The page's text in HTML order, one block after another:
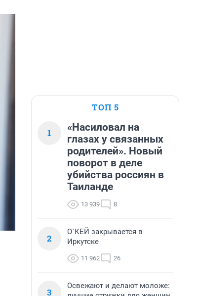
ТОП 5
1
«Насиловал на
глазах у связанных
родителей». Новый
поворот в деле
убийства россиян в
Таиланде
13 939 8
2
О`КЕЙ закрывается в
Иркутске
11 962 26
3
Освежают и делают моложе: